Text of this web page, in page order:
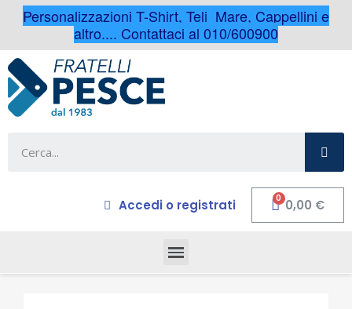
Personalizzazioni T-Shirt, Teli Mare, Cappellini e
altro.... Contattaci al 010/600900
Accedi o registrati 0,00 €